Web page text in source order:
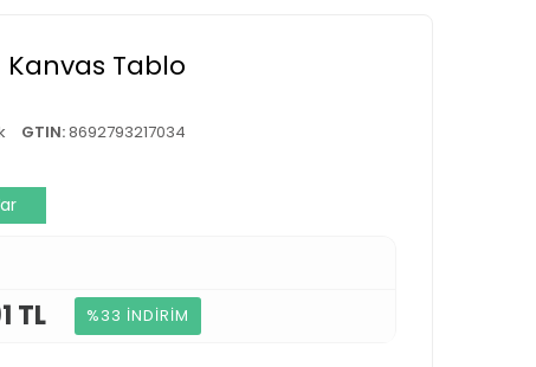
Kanvas Tablo
GTIN:8692793217034
TL %33 İNDİRİM